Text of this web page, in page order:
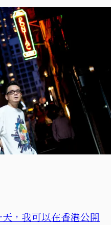
，我可以在香港公開